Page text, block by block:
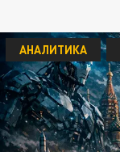
АНАЛИТИКА